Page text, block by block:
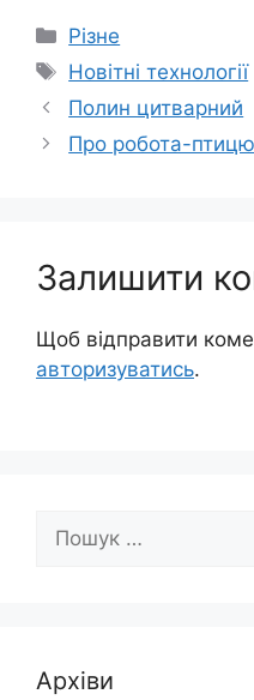
Категорії
Різне
Позначки
Новітні технології
Полин цитварний
Про робота-птицю
Залишити
Щоб відправити
авторизуватись.
Пошук:
Архіви